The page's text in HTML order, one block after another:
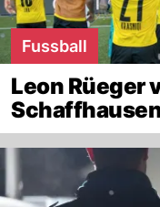
Fussball
Leon Rüeger